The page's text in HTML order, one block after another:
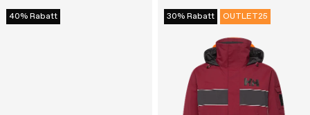
40% Rabatt 30% Rabatt OUTLET25